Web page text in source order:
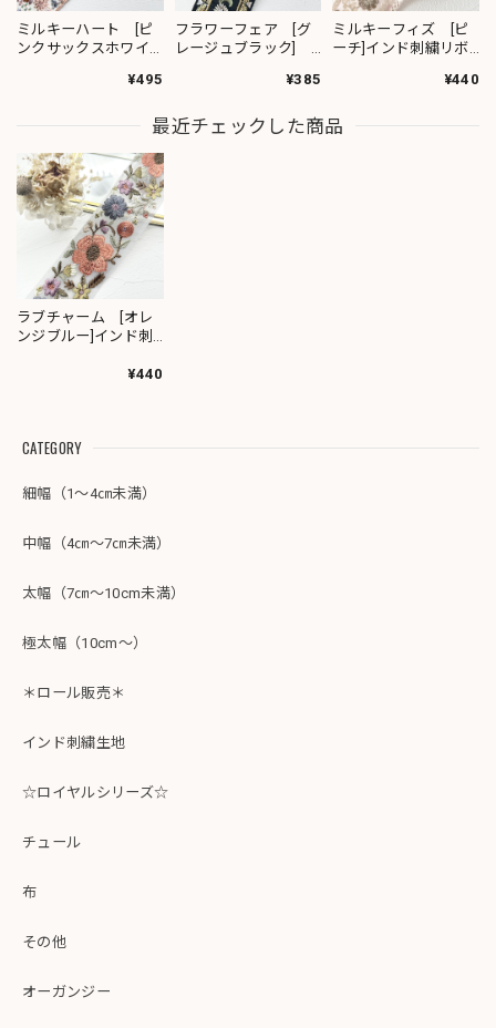
ミルキーハート [ピ
ンクサックスホワイ
¥495
フラワーフェア [グ
レージュブラック]
¥385
ミルキーフィズ [ピ
ーチ]インド刺繍リボ
¥440
最近チェックした商品
ラブチャーム [オレ
ンジブルー]インド刺
¥440
CATEGORY
細幅（1～4㎝未満）
中幅（4㎝～7㎝未満）
太幅（7㎝～10cm未満）
極太幅（10cm～）
＊ロール販売＊
インド刺繍生地
☆ロイヤルシリーズ☆
チュール
布
その他
オーガンジー